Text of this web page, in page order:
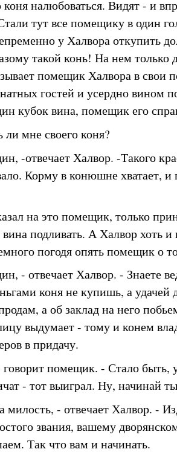
налюбоваться. Видят - и
тут все помещику в один
у Халвора откупить
такой конь! На нем только
помещик Халвора в свои
гостей и усердно вином
кубок вина, помещик его
мне своего коня?
-отвечает Халвор. -Такого
Корму в конюшне хватает, и
на это помещик, только
подливать. А Халвор хоть
погодя опять помещик о
- отвечает Халвор. - Знаете
коня не купишь, а удачей
а об заклад на него
выдумает - тому и конем
в придачу.
помещик. - Стало быть,
- тот выиграл. Ну, начинай
милость, - отвечает Халвор. -
звания, вашему
Так что вам и начинать.